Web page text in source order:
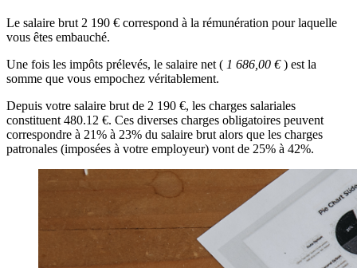
Le salaire brut 2 190 € correspond à la rémunération pour laquelle
vous êtes embauché.
Une fois les impôts prélevés, le salaire net ( 1 686,00 €) est la
somme que vous empochez véritablement.
Depuis votre salaire brut de 2 190 €, les charges salariales
constituent 480.12 €. Ces diverses charges obligatoires peuvent
correspondre à 21% à 23% du salaire brut alors que les charges
patronales (imposées à votre employeur) vont de 25% à 42%.